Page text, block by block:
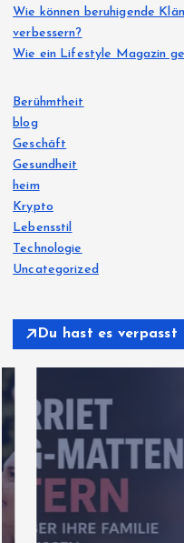
Wie können beruhigende
verbessern?
Wie ein Lifestyle Magazin
Berühmtheit
blog
Geschäft
Gesundheit
heim
Krypto
Lebensstil
Technologie
Uncategorized
Du hast es verpasst